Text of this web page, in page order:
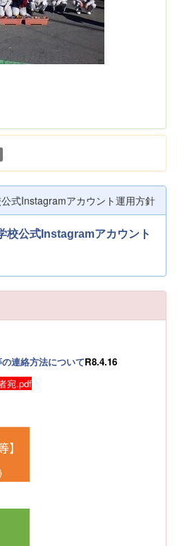
式Instagramアカウント運用方針
校公式Instagramアカウント
連絡方法についてR8.4.16
宛.pdf